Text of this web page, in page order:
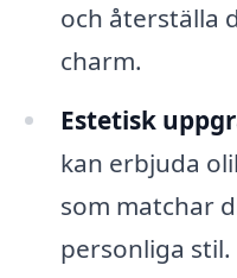
och återställa
charm.
Estetisk
kan erbjuda
som matchar
personliga